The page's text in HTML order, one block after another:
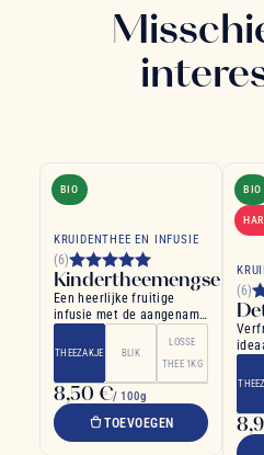
BIO
KRUIDENTHEE EN INFUSIE
(6)
Kindertheemengsel
Een heerlijke fruitige
infusie met de aangename
sinaasappel
THEEZAKJE BLIK
LOSSE
THEE 1KG
8,50 €/ 100g
TOEVOEGEN
BIO
(6)